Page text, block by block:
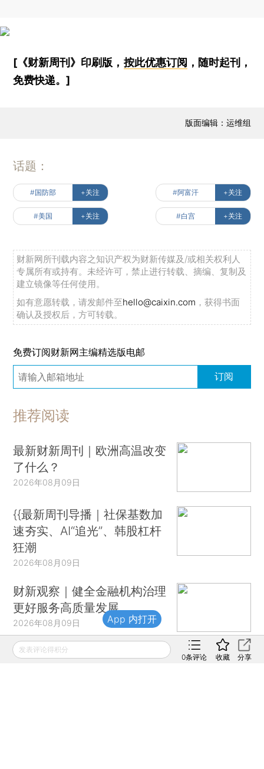
[《财新周刊》印刷版， 按此优惠订阅 ，随时起刊，
免费快递。]
版面编辑：运维组
话题：
#国防部 +关注 #阿富汗 +关注
#美国 +关注 #白宫 +关注
财新网所刊载内容之知识产权为财新传媒及/或相关权利人
专属所有或持有。未经许可，禁止进行转载、摘编、复制及
建立镜像等任何使用。
如有意愿转载，请发邮件至hello@caixin.com ，获得书面
确认及授权后，方可转载。
免费订阅财新网主编精选版电邮
订阅
推荐阅读
最新财新周刊｜欧洲高温改变
了什么？
2026年08月09日
{{最新周刊导播｜社保基数加
速夯实、AI“追光”、韩股杠杆
狂潮
2026年08月09日
财新观察｜健全金融机构治理
更好服务高质量发展
2026年08月09日
【商圈】喜欢配戴名表的哥伦
发表评论得积分
0条评论 收藏 分享
App 内打开